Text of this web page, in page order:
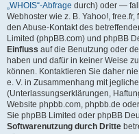
„WHOIS“-Abfrage durch) oder —
Webhoster wie z. B. Yahoo!,
den Abuse-Kontakt des
Limited (phpBB.com) und phpBB
Einfluss auf die Benutzung oder
haben und dafür in keiner Weise
können. Kontaktieren Sie daher
e. V. in Zusammenhang mit
(Unterlassungserklärungen,
Website phpbb.com, phpbb.de
Sie phpBB Limited oder phpBB
Softwarenutzung durch Dritte